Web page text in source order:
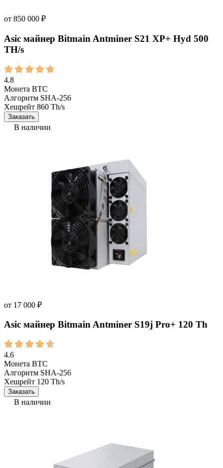
от 850 000 ₽
Asic майнер Bitmain Antminer S21 XP+ Hyd 500
TH/s
4.8
Монета BTC
Алгоритм SHA-256
Хешрейт 860 Th/s
Заказать
В наличии
от 17 000 ₽
Asic майнер Bitmain Antminer S19j Pro+ 120 Th
4.6
Монета BTC
Алгоритм SHA-256
Хешрейт 120 Th/s
Заказать
В наличии